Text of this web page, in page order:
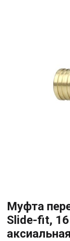
Муфта
Slide-fit, 16
аксиальная